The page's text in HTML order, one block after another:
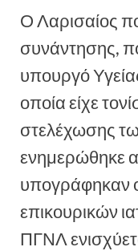
Ο Λαρισαίος
συνάντησης,
υπουργό
οποία είχε
στελέχωσης
ενημερώθηκε
υπογράφηκαν
επικουρικών
ΠΓΝΛ